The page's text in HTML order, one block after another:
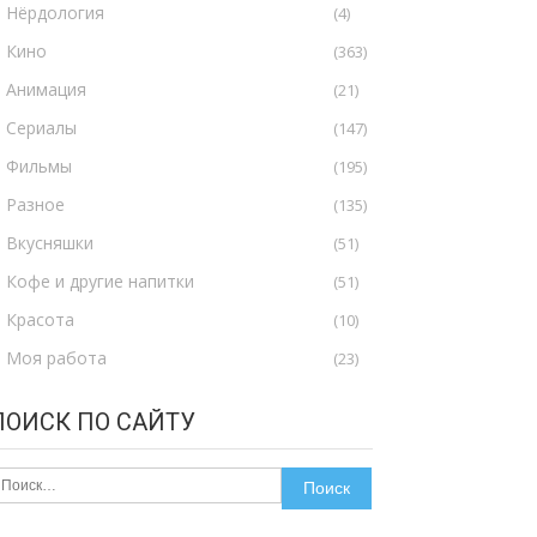
Нёрдология (4)
Кино (363)
Анимация (21)
Сериалы (147)
Фильмы (195)
Разное (135)
Вкусняшки (51)
Кофе и другие напитки (51)
Красота (10)
Моя работа (23)
ПО САЙТУ